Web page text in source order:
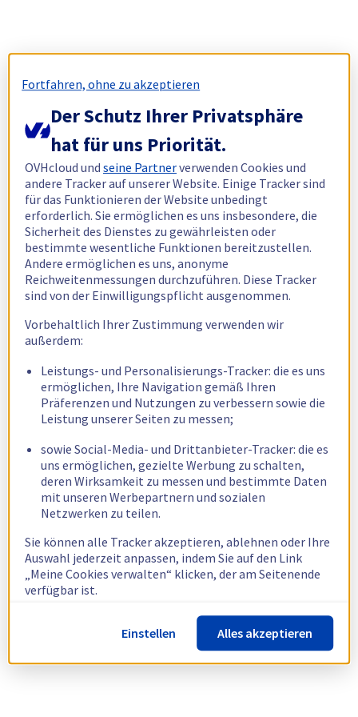
Fortfahren, ohne zu akzeptieren
Der Schutz Ihrer Privatsphäre
hat für uns Priorität.
OVHcloud undseine Partnerverwenden Cookies und
andere Tracker auf unserer Website. Einige Tracker sind
für das Funktionieren der Website unbedingt
erforderlich. Sie ermöglichen es uns insbesondere, die
Sicherheit des Dienstes zu gewährleisten oder
bestimmte wesentliche Funktionen bereitzustellen.
Andere ermöglichen es uns, anonyme
Reichweitenmessungen durchzuführen. Diese Tracker
sind von der Einwilligungspflicht ausgenommen.
Vorbehaltlich Ihrer Zustimmung verwenden wir
außerdem:
Leistungs- und Personalisierungs-Tracker: die es uns
ermöglichen, Ihre Navigation gemäß Ihren
Präferenzen und Nutzungen zu verbessern sowie die
Leistung unserer Seiten zu messen;
sowie Social-Media- und Drittanbieter-Tracker: die es
uns ermöglichen, gezielte Werbung zu schalten,
deren Wirksamkeit zu messen und bestimmte Daten
mit unseren Werbepartnern und sozialen
Netzwerken zu teilen.
Sie können alle Tracker akzeptieren, ablehnen oder Ihre
Auswahl jederzeit anpassen, indem Sie auf den Link
„Meine Cookies verwalten“ klicken, der am Seitenende
verfügbar ist.
Weitere Informationen finden Sie in unsererRichtlinie
zur Verwendung von Cookies.
Einstellen Alles akzeptieren